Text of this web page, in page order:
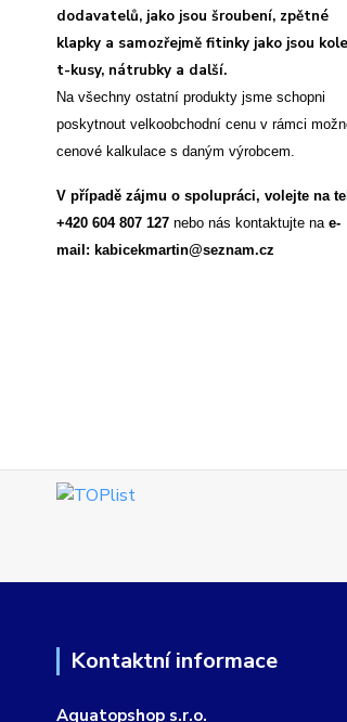
dodavatelů, jako jsou šroubení, zpětné
klapky a samozřejmě fitinky jako jsou
t-kusy, nátrubky a další.
Na všechny ostatní produkty jsme schopni
poskytnout velkoobchodní cenu v rámci
cenové kalkulace s daným výrobcem.
V případě zájmu o spolupráci, volejte na
+420 604 807 127 nebo nás kontaktujte nae-
mail: kabicekmartin@seznam.cz
Kontaktní informace
Aquatopshop s.r.o.